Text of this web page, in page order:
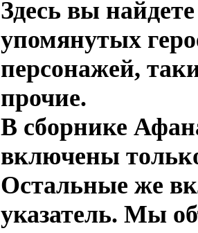
Здесь вы
упомянутых
персонажей,
прочие.
В сборнике
включены
Остальные же
указатель. Мы